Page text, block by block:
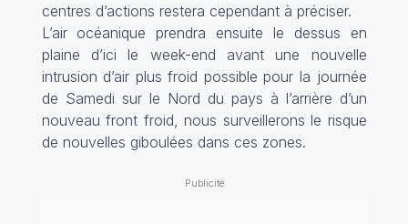
centres d’actions restera cependant à préciser.
L’air océanique prendra ensuite le dessus en
plaine d’ici le week-end avant une nouvelle
intrusion d’air plus froid possible pour la journée
de Samedi sur le Nord du pays à l’arrière d’un
nouveau front froid, nous surveillerons le risque
de nouvelles giboulées dans ces zones.